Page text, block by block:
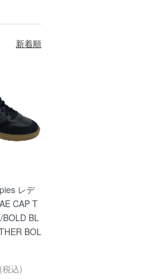
新着順
レデ
CAP T
BOLD BL
BOL
込)